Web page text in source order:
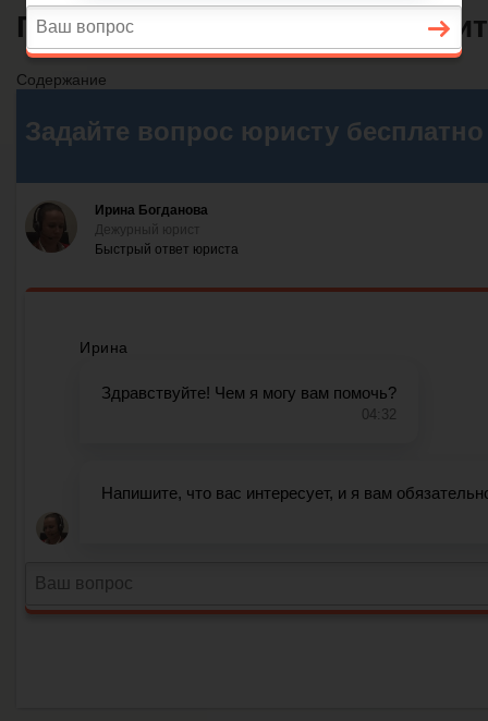
Приказ о назначении
Содержание